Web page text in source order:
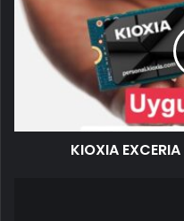
KIOXIA